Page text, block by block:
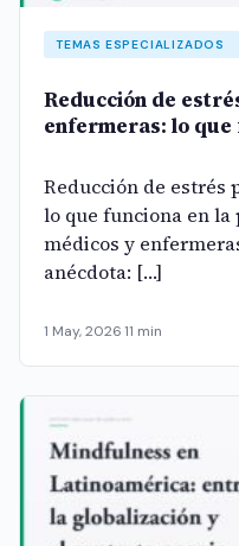
TEMAS ESPECIALIZADOS
Reducción de
enfermeras: lo
Reducción de estrés
lo que funciona en
médicos y
anécdota: […]
1 May, 202611 min